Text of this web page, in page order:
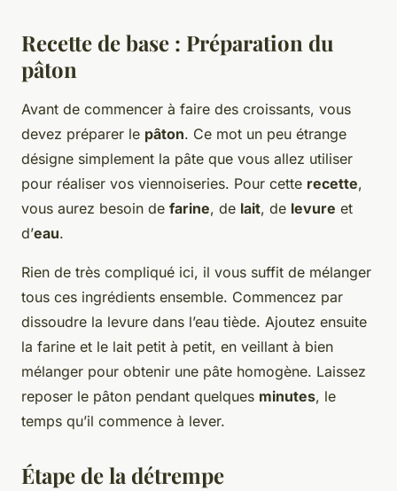
Recette de base : Préparation du
pâton
Avant de commencer à faire des croissants, vous
devez préparer le pâton. Ce mot un peu étrange
désigne simplement la pâte que vous allez utiliser
pour réaliser vos viennoiseries. Pour cette recette,
vous aurez besoin de farine, de lait, de levure et
d’eau.
Rien de très compliqué ici, il vous suffit de mélanger
tous ces ingrédients ensemble. Commencez par
dissoudre la levure dans l’eau tiède. Ajoutez ensuite
la farine et le lait petit à petit, en veillant à bien
mélanger pour obtenir une pâte homogène. Laissez
reposer le pâton pendant quelques minutes, le
temps qu’il commence à lever.
Étape de la détrempe